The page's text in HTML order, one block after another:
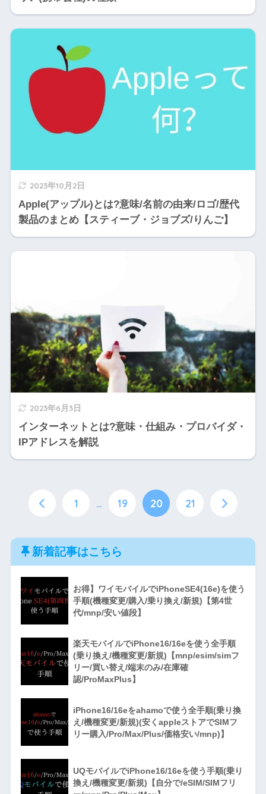
2023年10月2日
Apple(アップル)とは?意味/名前の由来/ロゴ/歴代
製品のまとめ【スティーブ・ジョブズ/りんご】
2023年6月3日
インターネットとは?意味・仕組み・プロバイダ・
IPアドレスを解説
1 … 19 20 21
新着記事はこちら
お得】ワイモバイルでiPhoneSE4(16e)を使う
手順(機種変更/購入/乗り換え/新規)【第4世
代/mnp/安い値段】
楽天モバイルでiPhone16/16eを使う全手順
(乗り換え/機種変更/新規)【mnp/esim/simフ
リー/買い替え/端末のみ/在庫確
認/ProMaxPlus】
iPhone16/16eをahamoで使う全手順(乗り換
え/機種変更/新規)(安くappleストアでSIMフ
リー購入/Pro/Max/Plus/価格安い/mnp)】
UQモバイルでiPhone16/16eを使う手順(乗り
換え/機種変更/新規)【自分で/eSIM/SIMフリ